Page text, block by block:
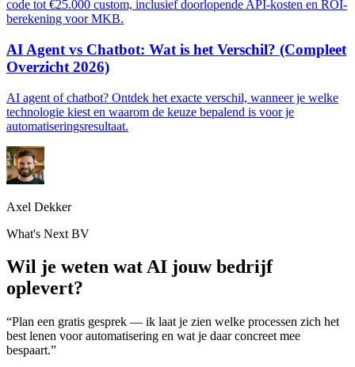
code tot €25.000 custom, inclusief doorlopende API-kosten en ROI-
berekening voor MKB.
AI Agent vs Chatbot: Wat is het Verschil? (Compleet
Overzicht 2026)
AI agent of chatbot? Ontdek het exacte verschil, wanneer je welke
technologie kiest en waarom de keuze bepalend is voor je
automatiseringsresultaat.
Axel Dekker
What's Next BV
Wil je weten wat AI jouw bedrijf
oplevert?
“Plan een gratis gesprek — ik laat je zien welke processen zich het
best lenen voor automatisering en wat je daar concreet mee
bespaart.”